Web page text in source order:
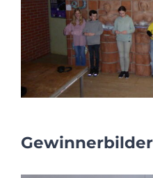
Gewinnerbilder